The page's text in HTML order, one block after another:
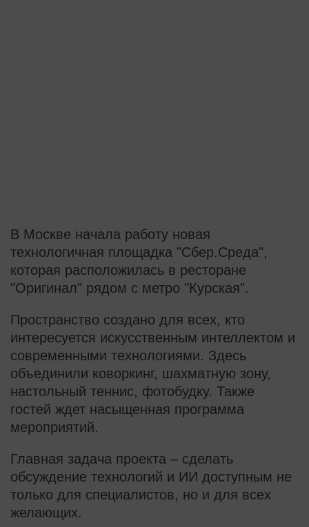
В Москве начала работу новая
технологичная площадка "Сбер.Среда",
которая расположилась в ресторане
"Оригинал" рядом с метро "Курская".
Пространство создано для всех, кто
интересуется искусственным интеллектом и
современными технологиями. Здесь
объединили коворкинг, шахматную зону,
настольный теннис, фотобудку. Также
гостей ждет насыщенная программа
мероприятий.
Главная задача проекта – сделать
обсуждение технологий и ИИ доступным не
только для специалистов, но и для всех
желающих.